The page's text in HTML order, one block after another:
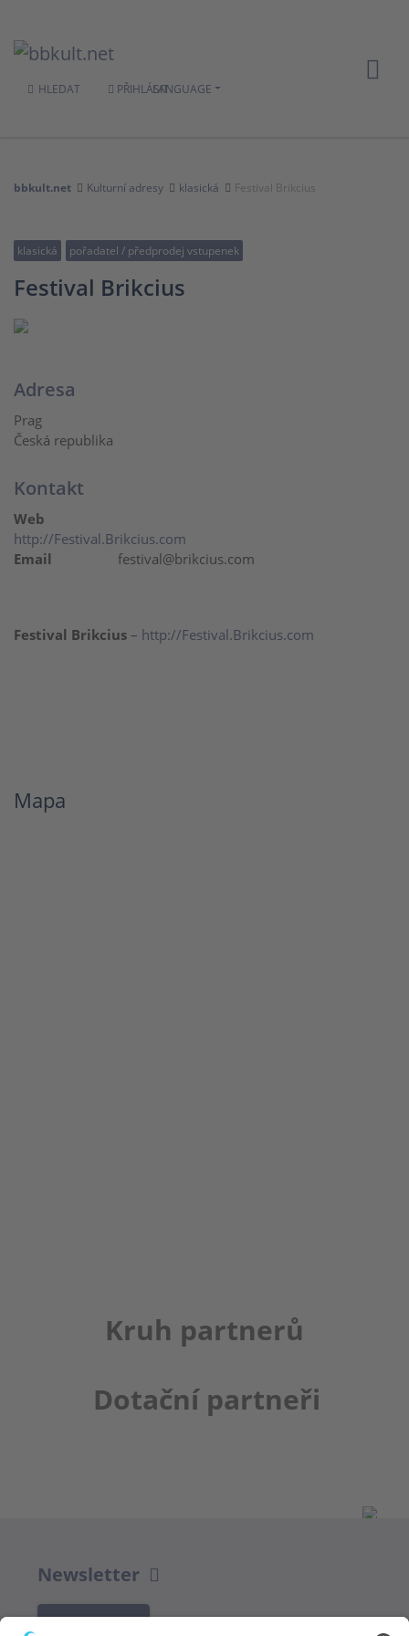
HLEDAT PŘIHLÁSITLANGUAGE
bbkult.net Kulturní adresy klasická Festival Brikcius
klasická pořadatel / předprodej vstupenek
Festival Brikcius
Festival Brikcius – http://Festival.Brikcius.com
Adresa
Prag
Česká republika
Kontakt
Web
http://Festival.Brikcius.com
Email
festival@brikcius.com
Mapa
Kruh partnerů
Dotační partneři
Newsletter